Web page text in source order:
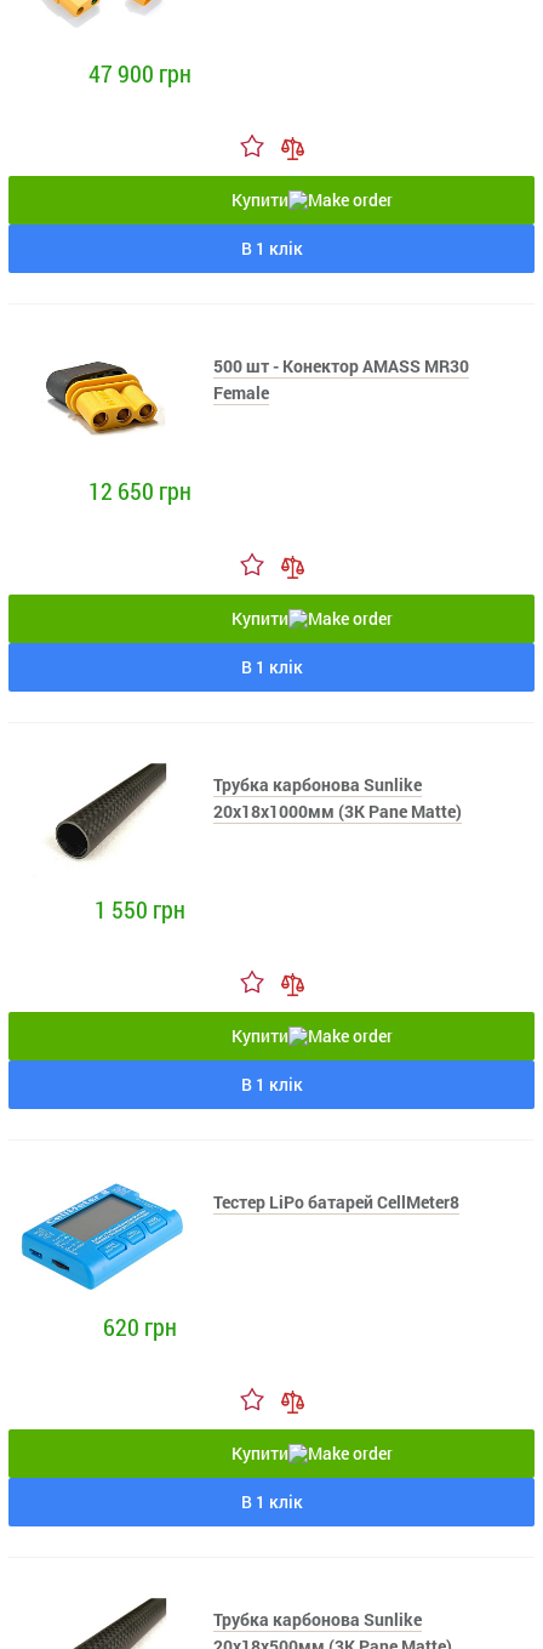
47 900 грн
Купити
В 1 клік
500 шт - Конектор AMASS MR30
Female
12 650 грн
Купити
В 1 клік
Трубка карбонова Sunlike
20x18x1000мм (3K Pane Matte)
1 550 грн
Купити
В 1 клік
Тестер LiPo батарей CellMeter8
620 грн
Купити
В 1 клік
Трубка карбонова Sunlike